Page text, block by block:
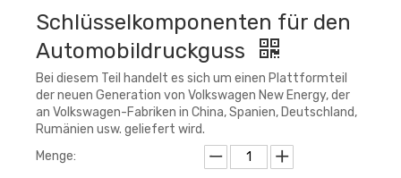
Schlüsselkomponenten für den
Automobildruckguss
Bei diesem Teil handelt es sich um einen Plattformteil
der neuen Generation von Volkswagen New Energy, der
an Volkswagen-Fabriken in China, Spanien, Deutschland,
Rumänien usw. geliefert wird.
Menge: